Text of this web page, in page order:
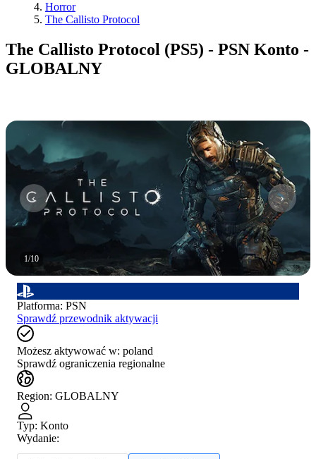
Horror
The Callisto Protocol
The Callisto Protocol (PS5) - PSN Konto -
GLOBALNY
1/10
Platforma: PSN
Sprawdź przewodnik aktywacji
Możesz aktywować w: poland
Sprawdź ograniczenia regionalne
Region: GLOBALNY
Typ: Konto
Wydanie: